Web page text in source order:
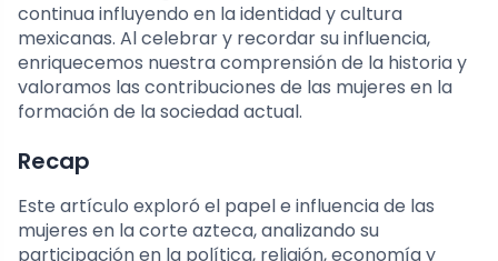
continua influyendo en la identidad y cultura
mexicanas. Al celebrar y recordar su influencia,
enriquecemos nuestra comprensión de la historia y
valoramos las contribuciones de las mujeres en la
formación de la sociedad actual.
Recap
Este artículo exploró el papel e influencia de las
mujeres en la corte azteca, analizando su
participación en la política, religión, economía y